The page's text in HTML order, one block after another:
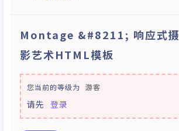
Montage &#8211; 响应式摄
影艺术HTML模板
您当前的等级为 游客
请先 登录